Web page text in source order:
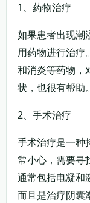
1、药物治疗
如果患者出现潮
用药物进行治疗
和消炎等药物，
状，也很有帮助。
2、手术治疗
手术治疗是一种
常小心，需要寻
通常包括电凝和
而且是治疗阴囊